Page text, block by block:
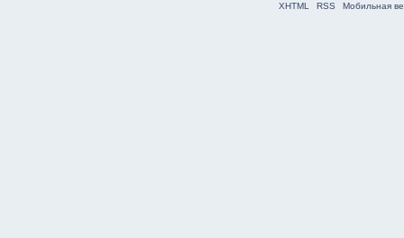
XHTML
RSS Мобильная